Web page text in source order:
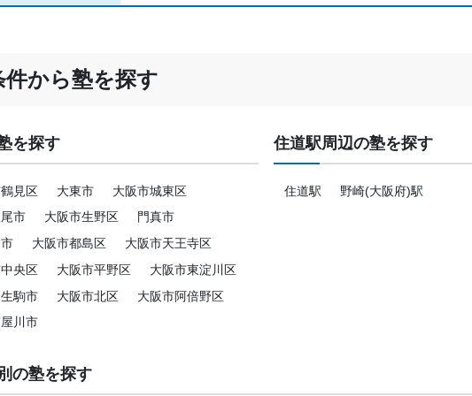
から塾を探す
を探す
見区 大東市
大阪市城東区
市 大阪市生野区
門真市
大阪市都島区
大阪市天王寺区
央区 大阪市平野区
大阪市東淀川区
生駒市 大阪市北区
大阪市阿倍野区
川市
住道駅周辺の塾を探す
住道駅 野崎(大阪府)駅
の塾を探す